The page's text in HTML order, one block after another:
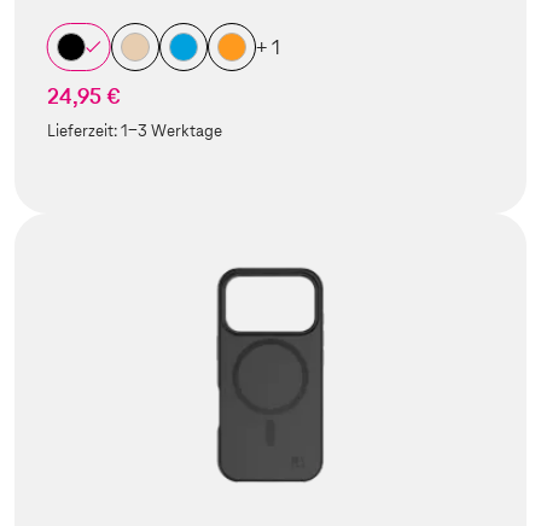
+ 1
24,95 €
Lieferzeit:1-3 Werktage